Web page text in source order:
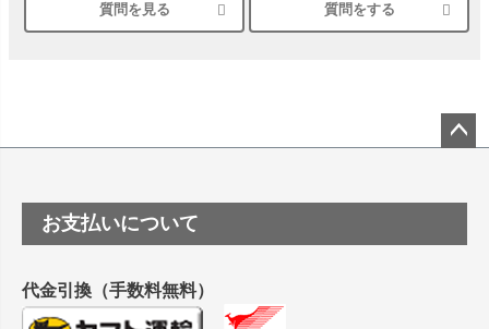
シルバーペーパーにEPSON EP-30VAで印刷するときの設定
は？
塩ビのロール紙で離型紙が透明の商品はありますか
つや消し半透明ラベルのロールタイプはありますか？
縦420mm×横650mmの包装紙に適した紙はありますか？
質問を見る 質問をする
ップ
お支払いについて
代金引換（手数料無料）